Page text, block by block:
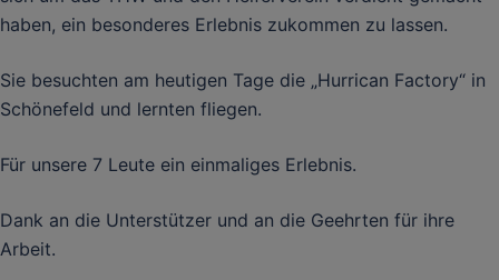
haben, ein besonderes Erlebnis zukommen zu lassen.
Sie besuchten am heutigen Tage die „Hurrican Factory“ in
Schönefeld und lernten fliegen.
Für unsere 7 Leute ein einmaliges Erlebnis.
Dank an die Unterstützer und an die Geehrten für ihre
Arbeit.